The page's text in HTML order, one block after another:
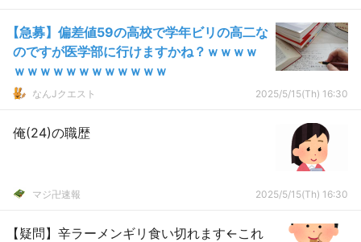
【急募】偏差値59の高校で学年ビリの高二な
のですが医学部に行けますかね？ｗｗｗｗ
ｗｗｗｗｗｗｗｗｗｗｗｗ
なんJクエスト 2025/5/15(Th) 16:30
俺(24)の職歴
マジ卍速報 2025/5/15(Th) 16:30
【疑問】辛ラーメンギリ食い切れます←これ